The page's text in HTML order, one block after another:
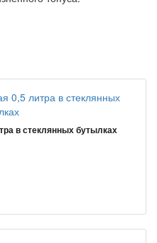
в стеклянных бутылках